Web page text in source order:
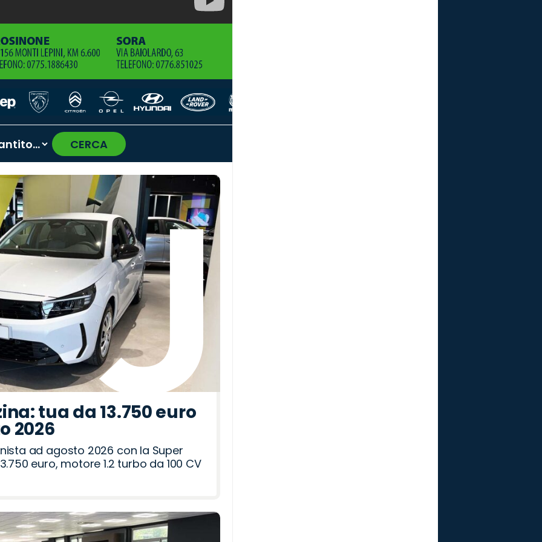
CERCA
›
tua da 13.750 euro
2026
ad agosto 2026 con la Super
euro, motore 1.2 turbo da 100 CV